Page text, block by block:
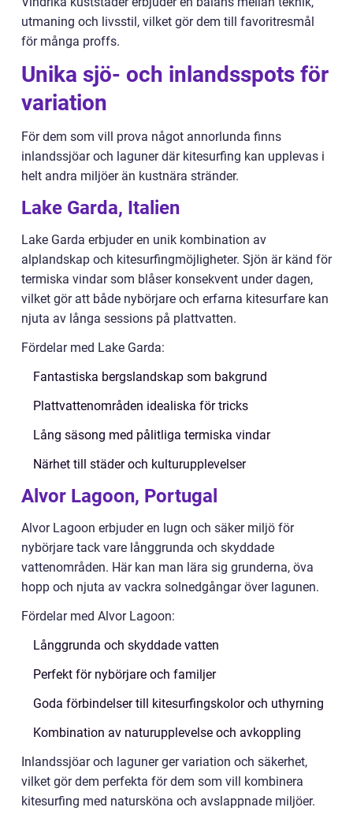
utmaning och livsstil, vilket gör dem till favoritresmål
för många proffs.
Unika sjö- och inlandsspots för
variation
För dem som vill prova något annorlunda finns
inlandssjöar och laguner där kitesurfing kan upplevas i
helt andra miljöer än kustnära stränder.
Lake Garda, Italien
Lake Garda erbjuder en unik kombination av
alplandskap och kitesurfingmöjligheter. Sjön är känd för
termiska vindar som blåser konsekvent under dagen,
vilket gör att både nybörjare och erfarna kitesurfare kan
njuta av långa sessions på plattvatten.
Fördelar med Lake Garda:
Fantastiska bergslandskap som bakgrund
Plattvattenområden idealiska för tricks
Lång säsong med pålitliga termiska vindar
Närhet till städer och kulturupplevelser
Alvor Lagoon, Portugal
Alvor Lagoon erbjuder en lugn och säker miljö för
nybörjare tack vare långgrunda och skyddade
vattenområden. Här kan man lära sig grunderna, öva
hopp och njuta av vackra solnedgångar över lagunen.
Fördelar med Alvor Lagoon:
Långgrunda och skyddade vatten
Perfekt för nybörjare och familjer
Goda förbindelser till kitesurfingskolor och uthyrning
Kombination av naturupplevelse och avkoppling
Inlandssjöar och laguner ger variation och säkerhet,
vilket gör dem perfekta för dem som vill kombinera
kitesurfing med natursköna och avslappnade miljöer.